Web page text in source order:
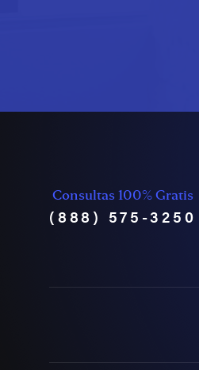
Consultas 100% Gratis
(888) 575-3250